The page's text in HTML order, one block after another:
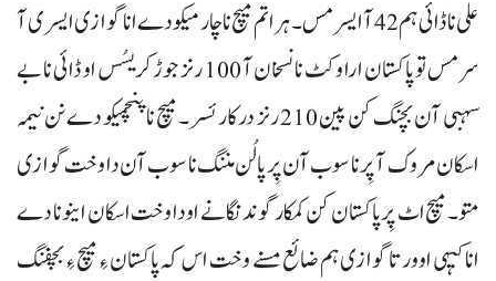
علی نا ڈائی ہم 42 آ ایسر مس۔ ہراتم میچ نا چارمیکو دے انا گوازی ایسری آ
سر مس تو پاکستان ارا وکٹ نا نسخان آ 100 رنز جوڑ کریسُس او ڈائی نا بے
سہبی آن بچنگ کن پین 210 رنز درکار ئسر۔ میچ نا پنچمیکو دے نن نیمہ
اسکان مروک آ پِر نا سوب آن پِر پالُن مننگ نا سوب آن دا وخت گوازی
متو۔ میچ اٹ پِر پاکستان کن کمکار گوندنگانے او دا وخت اسکان اینو نا دے
انا کیہی اوور تا گوازی ہم ضائع مسنے وخت اس کہ پاکستان ءِ میچ ءِ بچفنگ